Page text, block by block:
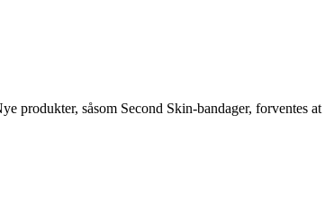
produkter, såsom Second Skin-bandager, forventes at